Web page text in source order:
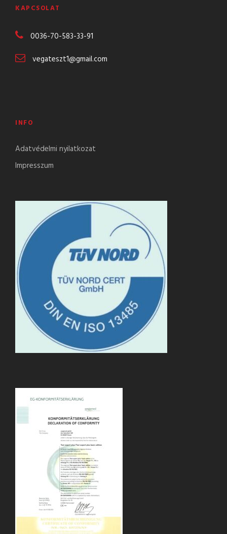
KAPCSOLAT
0036-70-583-33-91
vegateszt1@gmail.com
INFO
Adatvédelmi nyilatkozat
Impresszum